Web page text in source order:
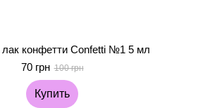
лак конфетти Confetti №1 5 мл
70 грн 100 грн
Купить